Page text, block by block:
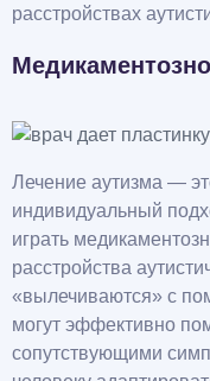
расстройствах
Лечение аутизма —
индивидуальный
играть
расстройства
«вылечиваются» с
могут эффективно
сопутствующими